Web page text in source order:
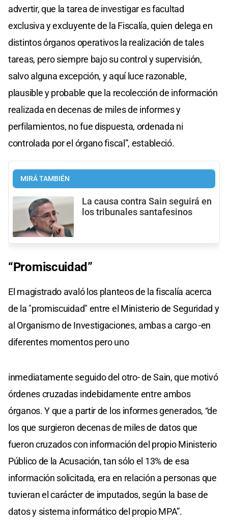
advertir, que la tarea de investigar es facultad
exclusiva y excluyente de la Fiscalía, quien delega en
distintos órganos operativos la realización de tales
tareas, pero siempre bajo su control y supervisión,
salvo alguna excepción, y aquí luce razonable,
plausible y probable que la recolección de información
realizada en decenas de miles de informes y
perfilamientos, no fue dispuesta, ordenada ni
controlada por el órgano fiscal”, estableció.
MIRÁ TAMBIÉN
La causa contra Sain seguirá en
los tribunales santafesinos
“Promiscuidad”
El magistrado avaló los planteos de la fiscalía acerca
de la "promiscuidad" entre el Ministerio de Seguridad y
al Organismo de Investigaciones, ambas a cargo -en
diferentes momentos pero uno
inmediatamente seguido del otro- de Sain, que motivó
órdenes cruzadas indebidamente entre ambos
órganos. Y que a partir de los informes generados, “de
los que surgieron decenas de miles de datos que
fueron cruzados con información del propio Ministerio
Público de la Acusación, tan sólo el 13% de esa
información solicitada, era en relación a personas que
tuvieran el carácter de imputados, según la base de
datos y sistema informático del propio MPA”.